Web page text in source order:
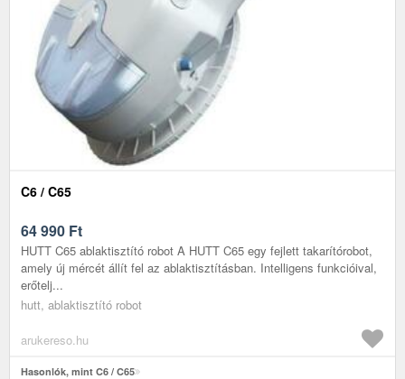
C6 / C65
64 990 Ft
HUTT C65 ablaktisztító robot A HUTT C65 egy fejlett takarítórobot,
amely új mércét állít fel az ablaktisztításban. Intelligens funkcióival,
erőtelj...
hutt, ablaktisztító robot
arukereso.hu
Hasonlók, mint C6 / C65